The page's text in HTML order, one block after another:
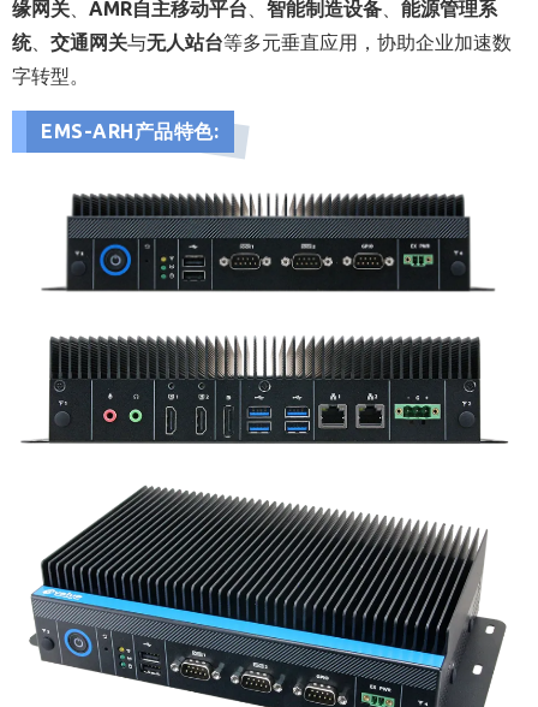
缘网关 AMR自主移动平台 智能制造设备
能源管理系
统、 交通网关与无人站台等多元垂直应用，协助企业加速数
字转型。
EMS-ARH产品特色: